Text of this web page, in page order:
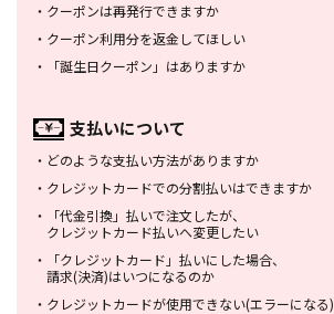
・ クーポンは再発行できますか
・ クーポン利用分を返金してほしい
・
「誕生日クーポン」はありますか
支払いについて
・ どのような支払い方法がありますか
・ クレジットカードでの分割払いはできますか
・
「代金引換」払いで注文したが、
クレジットカード払いへ変更したい
・
「クレジットカード」払いにした場合、
請求(決済)はいつになるのか
・ クレジットカードが使用できない(エラーになる)